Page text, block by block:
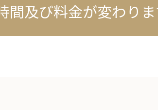
間及び料金が変わり